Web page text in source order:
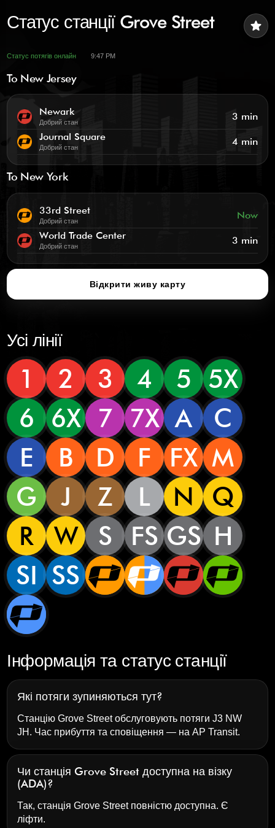
star
Статус станції Grove Street
Статус потягів онлайн 9:47 PM
To New Jersey
Newark
Добрий стан
3 min
Journal Square
Добрий стан 4 min
To New York
33rd Street
Добрий стан
Now
World Trade Center
Добрий стан 3 min
Відкрити живу карту
Усі лінії
1 2 3 4 5 5X
6
6X 7 7X A
C
E
B D F FX M
G
J Z L N
Q
R
W S FS GS H
SI SS
Інформація та статус станції
Які потяги зупиняються тут?
Станцію Grove Street обслуговують потяги J3 NW
JH. Час прибуття та сповіщення — наAP Transit.
Чи станція Grove Street доступна на візку
(ADA)?
Так, станція Grove Street повністю доступна. Є
ліфти.